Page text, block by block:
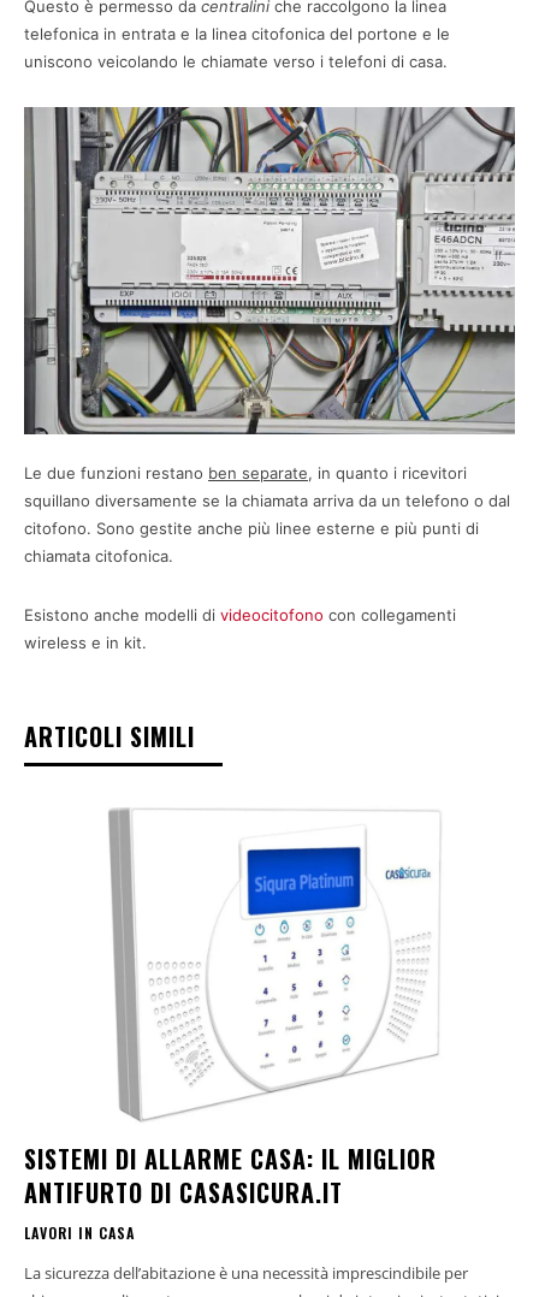
Questo è permesso da centralini che raccolgono la linea
telefonica in entrata e la linea citofonica del portone e le
uniscono veicolando le chiamate verso i telefoni di casa.
Le due funzioni restano ben separate, in quanto i ricevitori
squillano diversamente se la chiamata arriva da un telefono o dal
citofono. Sono gestite anche più linee esterne e più punti di
chiamata citofonica.
Esistono anche modelli di videocitofono con collegamenti
wireless e in kit.
ARTICOLI SIMILI
SISTEMI DI ALLARME CASA: IL MIGLIOR
ANTIFURTO DI CASASICURA.IT
LAVORI IN CASA
La sicurezza dell’abitazione è una necessità imprescindibile per